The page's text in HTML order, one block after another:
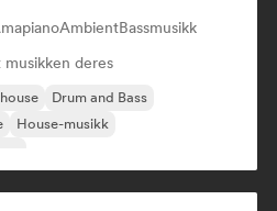
AmbientBassmusikk
deres
Drum and Bass
House-musikk